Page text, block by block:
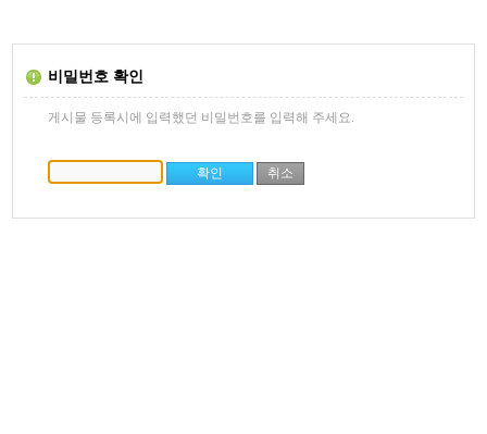
비밀번호 확인
게시물 등록시에 입력했던 비밀번호를 입력해 주세요.